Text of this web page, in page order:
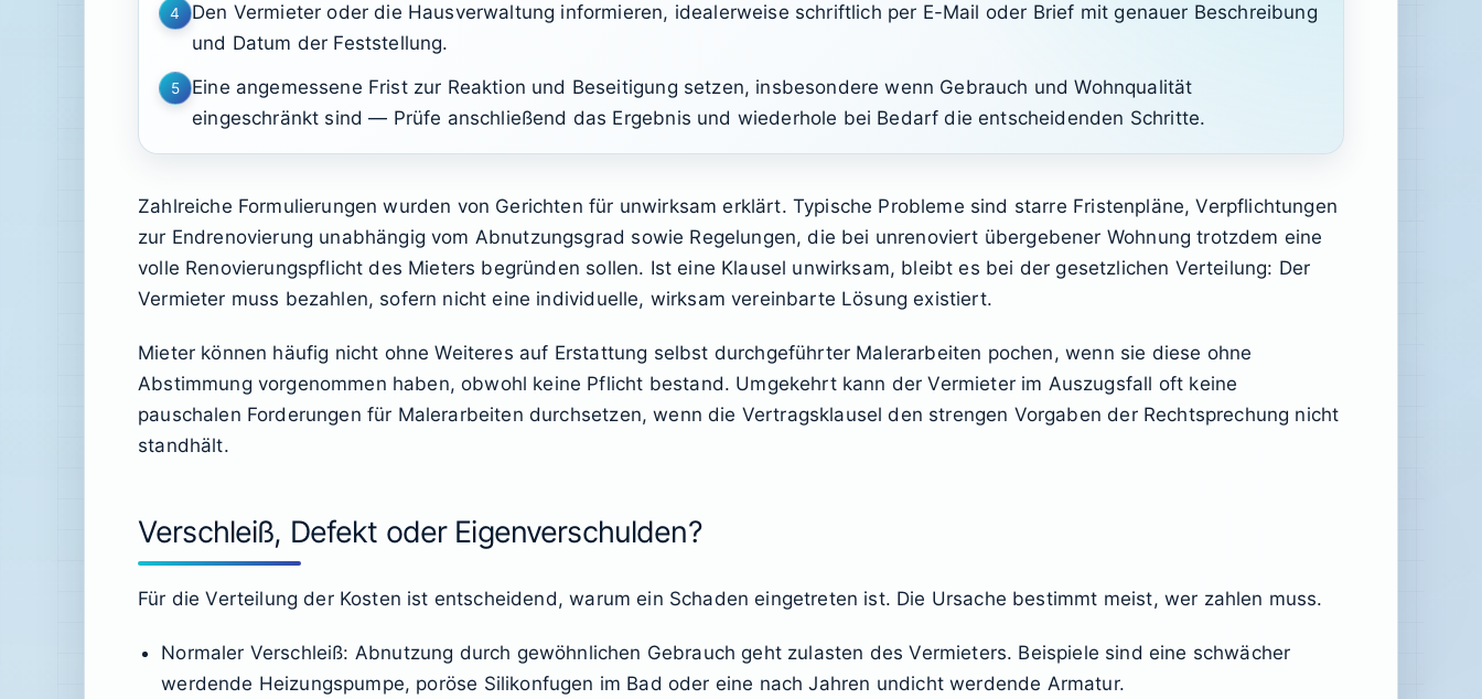
4
Den Vermieter oder die Hausverwaltung informieren, idealerweise schriftlich per E-Mail oder Brief mit genauer Beschreibung
und Datum der Feststellung.
5
Eine angemessene Frist zur Reaktion und Beseitigung setzen, insbesondere wenn Gebrauch und Wohnqualität
eingeschränkt sind — Prüfe anschließend das Ergebnis und wiederhole bei Bedarf die entscheidenden Schritte.
Zahlreiche Formulierungen wurden von Gerichten für unwirksam erklärt. Typische Probleme sind starre Fristenpläne, Verpflichtungen
zur Endrenovierung unabhängig vom Abnutzungsgrad sowie Regelungen, die bei unrenoviert übergebener Wohnung trotzdem eine
volle Renovierungspflicht des Mieters begründen sollen. Ist eine Klausel unwirksam, bleibt es bei der gesetzlichen Verteilung: Der
Vermieter muss bezahlen, sofern nicht eine individuelle, wirksam vereinbarte Lösung existiert.
Mieter können häufig nicht ohne Weiteres auf Erstattung selbst durchgeführter Malerarbeiten pochen, wenn sie diese ohne
Abstimmung vorgenommen haben, obwohl keine Pflicht bestand. Umgekehrt kann der Vermieter im Auszugsfall oft keine
pauschalen Forderungen für Malerarbeiten durchsetzen, wenn die Vertragsklausel den strengen Vorgaben der Rechtsprechung nicht
standhält.
Verschleiß, Defekt oder Eigenverschulden?
Für die Verteilung der Kosten ist entscheidend, warum ein Schaden eingetreten ist. Die Ursache bestimmt meist, wer zahlen muss.
Normaler Verschleiß: Abnutzung durch gewöhnlichen Gebrauch geht zulasten des Vermieters. Beispiele sind eine schwächer
werdende Heizungspumpe, poröse Silikonfugen im Bad oder eine nach Jahren undicht werdende Armatur.